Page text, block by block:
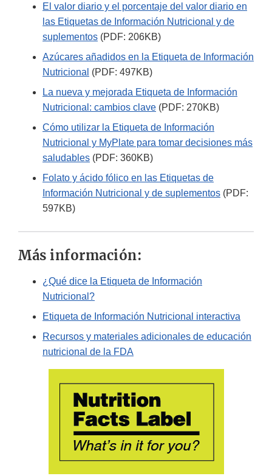
El valor diario y el porcentaje del valor diario en
las Etiquetas de Información Nutricional y de
suplementos (PDF: 206KB)
Azúcares añadidos en la Etiqueta de Información
Nutricional (PDF: 497KB)
La nueva y mejorada Etiqueta de Información
Nutricional: cambios clave (PDF: 270KB)
Cómo utilizar la Etiqueta de Información
Nutricional y MyPlate para tomar decisiones más
saludables (PDF: 360KB)
Folato y ácido fólico en las Etiquetas de
Información Nutricional y de suplementos (PDF:
597KB)
Más información:
¿Qué dice la Etiqueta de Información
Nutricional?
Etiqueta de Información Nutricional interactiva
Recursos y materiales adicionales de educación
nutricional de la FDA